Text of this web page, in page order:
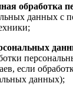
обработка
данных с
если
данных);